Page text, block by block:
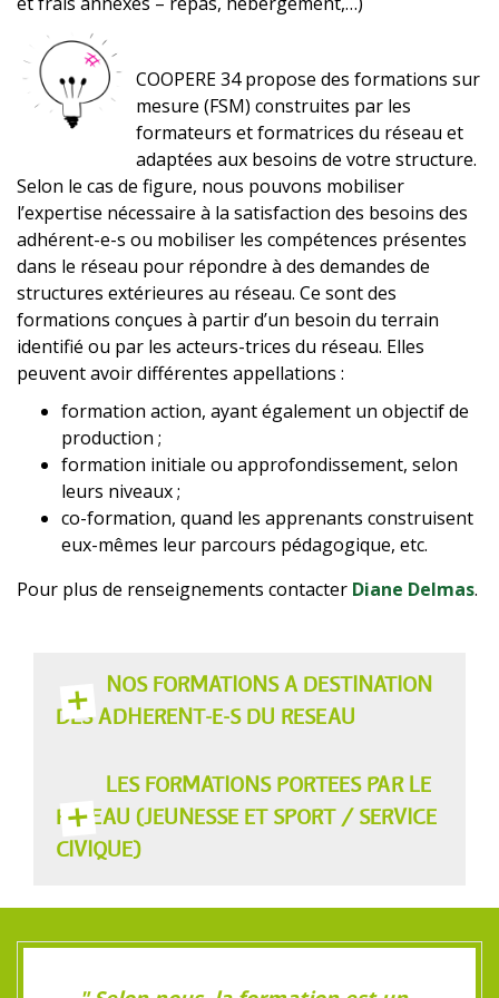
COOPERE 34 propose des formations sur
mesure (FSM) construites par les
formateurs et formatrices du réseau et
adaptées aux besoins de votre structure.
Selon le cas de figure, nous pouvons mobiliser
l’expertise nécessaire à la satisfaction des besoins des
adhérent-e-s ou mobiliser les compétences présentes
dans le réseau pour répondre à des demandes de
structures extérieures au réseau. Ce sont des
formations conçues à partir d’un besoin du terrain
identifié ou par les acteurs-trices du réseau. Elles
peuvent avoir différentes appellations :
formation action, ayant également un objectif de
production ;
formation initiale ou approfondissement, selon
leurs niveaux ;
co-formation, quand les apprenants construisent
eux-mêmes leur parcours pédagogique, etc.
Pour plus de renseignements contacter Diane Delmas.
NOS FORMATIONS À DESTINATION
DES ADHÉRENT-E-S DU RÉSEAU
LES FORMATIONS PORTÉES PAR LE
RÉSEAU (JEUNESSE ET SPORT / SERVICE
CIVIQUE)